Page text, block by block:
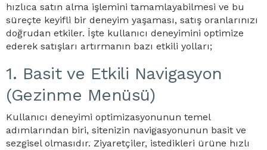
hızlıca satın alma işlemini tamamlayabilmesi ve bu
süreçte keyifli bir deneyim yaşaması, satış oranlarınızı
doğrudan etkiler. İşte kullanıcı deneyimini optimize
ederek satışları artırmanın bazı etkili yolları;
1. Basit ve Etkili Navigasyon
(Gezinme Menüsü)
Kullanıcı deneyimi optimizasyonunun temel
adımlarından biri, sitenizin navigasyonunun basit ve
sezgisel olmasıdır. Ziyaretçiler, istedikleri ürüne hızlı